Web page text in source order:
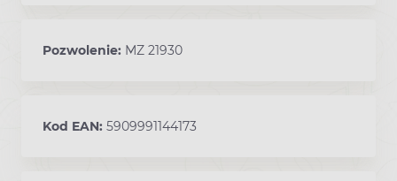
Pozwolenie: MZ 21930
Kod EAN: 5909991144173